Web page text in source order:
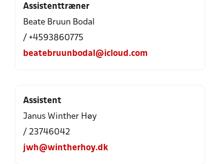
Assistenttræner
Beate Bruun Bodal
/ +4593860775
beatebruunbodal@icloud.com
Assistent
Janus Winther Høy
/ 23746042
jwh@wintherhoy.dk